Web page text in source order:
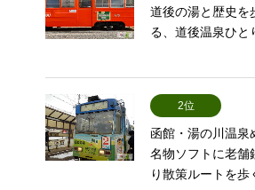
道後の湯と歴史を
る、道後温泉ひと
2位
函館・湯の川温泉
名物ソフトに老舗
り散策ルートを歩